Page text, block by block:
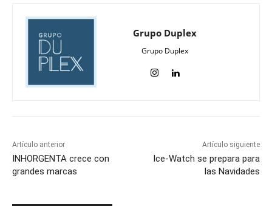
Grupo Duplex
Grupo Duplex
Artículo anterior
INHORGENTA crece con
grandes marcas
Artículo siguiente
Ice-Watch se prepara para
las Navidades